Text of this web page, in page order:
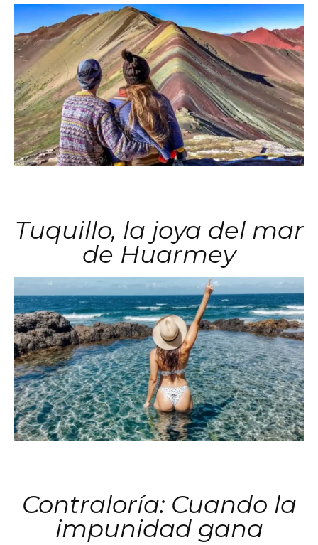
Tuquillo, la joya del mar
de Huarmey
Contraloría: Cuando la
impunidad gana